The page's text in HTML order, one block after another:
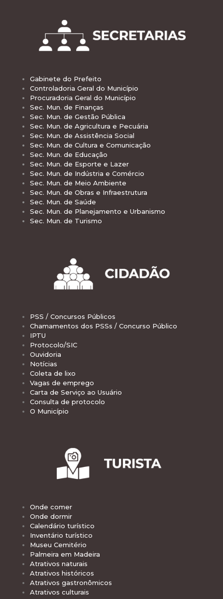
Gabinete do Prefeito
Controladoria Geral do Município
Procuradoria Geral do Município
Sec. Mun. de Finanças
Sec. Mun. de Gestão Pública
Sec. Mun. de Agricultura e Pecuária
Sec. Mun. de Assistência Social
Sec. Mun. de Cultura e Comunicação
Sec. Mun. de Educação
Sec. Mun. de Esporte e Lazer
Sec. Mun. de Indústria e Comércio
Sec. Mun. de Meio Ambiente
Sec. Mun. de Obras e Infraestrutura
Sec. Mun. de Saúde
Sec. Mun. de Planejamento e Urbanismo
Sec. Mun. de Turismo
PSS / Concursos Públicos
Chamamentos dos PSSs / Concurso Público
IPTU
Protocolo/SIC
Ouvidoria
Notícias
Coleta de lixo
Vagas de emprego
Carta de Serviço ao Usuário
Consulta de protocolo
O Município
Onde comer
Onde dormir
Calendário turístico
Inventário turístico
Museu Cemitério
Palmeira em Madeira
Atrativos naturais
Atrativos históricos
Atrativos gastronômicos
Atrativos culturais